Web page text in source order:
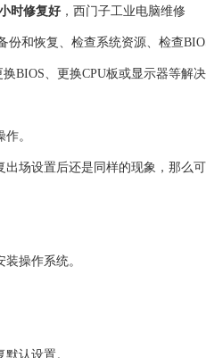
时修复好 ，西门子工业电脑维修
份和恢复、检查系统资源、检查
BIOS、更换CPU板或显示器等解
。
场设置后还是同样的现象，那么
操作系统。
认设置。